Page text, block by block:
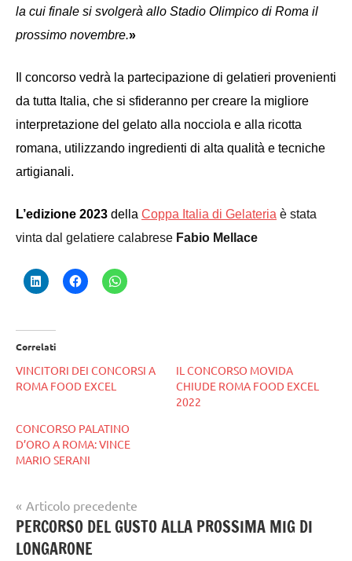
la cui finale si svolgerà allo Stadio Olimpico di Roma il
prossimo novembre.»
Il concorso vedrà la partecipazione di gelatieri provenienti
da tutta Italia, che si sfideranno per creare la migliore
interpretazione del gelato alla nocciola e alla ricotta
romana, utilizzando ingredienti di alta qualità e tecniche
artigianali.
L’edizione 2023 della Coppa Italia di Gelateria è stata
vinta dal gelatiere calabrese Fabio Mellace
Correlati
VINCITORI DEI CONCORSI A
ROMA FOOD EXCEL
IL CONCORSO MOVIDA
CHIUDE ROMA FOOD EXCEL
2022
CONCORSO PALATINO
D’ORO A ROMA: VINCE
MARIO SERANI
gelatieri
gelataio
gelato
Navigazione
articoli
Articolo precedente
PERCORSO DEL GUSTO ALLA PROSSIMA MIG DI
LONGARONE